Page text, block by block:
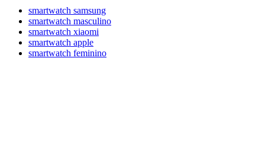
smartwatch samsung
smartwatch masculino
smartwatch xiaomi
smartwatch apple
smartwatch feminino